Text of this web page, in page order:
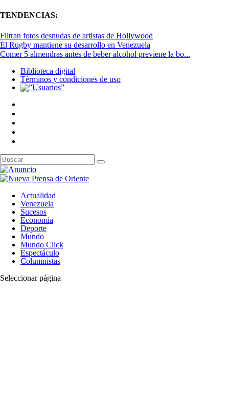
TENDENCIAS:
Filtran fotos desnudas de artistas de Hollywood
El Rugby mantiene su desarrollo en Venezuela
Comer 5 almendras antes de beber alcohol previene la bo...
Biblioteca digital
Términos y condiciones de uso
Actualidad
Venezuela
Sucesos
Economía
Deporte
Mundo
Mundo Click
Espectáculo
Columnistas
Seleccionar página